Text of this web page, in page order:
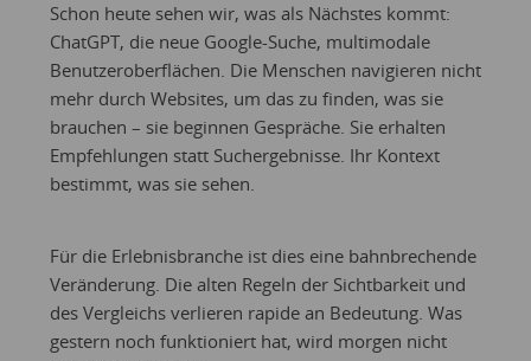
Schon heute sehen wir, was als Nächstes kommt:
ChatGPT, die neue Google-Suche, multimodale
Benutzeroberflächen. Die Menschen navigieren nicht
mehr durch Websites, um das zu finden, was sie
brauchen – sie beginnen Gespräche. Sie erhalten
Empfehlungen statt Suchergebnisse. Ihr Kontext
bestimmt, was sie sehen.
Für die Erlebnisbranche ist dies eine bahnbrechende
Veränderung. Die alten Regeln der Sichtbarkeit und
des Vergleichs verlieren rapide an Bedeutung. Was
gestern noch funktioniert hat, wird morgen nicht